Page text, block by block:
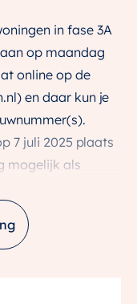
in fase 3A
op maandag
online op de
en daar kun je
7 juli 2025 plaats
mogelijk als